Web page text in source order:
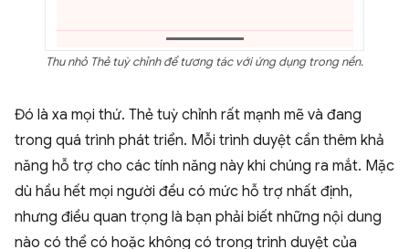
Thu nhỏ Thẻ tuỳ chỉnh để tương tác với ứng dụng trong nền.
Đó là xa mọi thứ. Thẻ tuỳ chỉnh rất mạnh mẽ và đang
trong quá trình phát triển. Mỗi trình duyệt cần thêm khả
năng hỗ trợ cho các tính năng này khi chúng ra mắt. Mặc
dù hầu hết mọi người đều có mức hỗ trợ nhất định,
nhưng điều quan trọng là bạn phải biết những nội dung
nào có thể có hoặc không có trong trình duyệt của